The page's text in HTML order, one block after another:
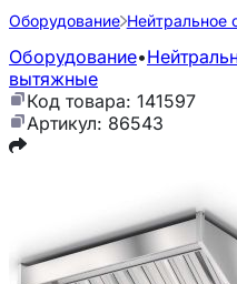
Оборудование Нейтральное
Оборудование•
вытяжные
Код товара: 141597
Артикул: 86543